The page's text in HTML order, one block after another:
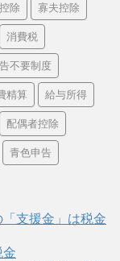
除 寡夫控除
消費税
不要制度
精算 給与所得
配偶者控除
青色申告
支援金」は税金
金